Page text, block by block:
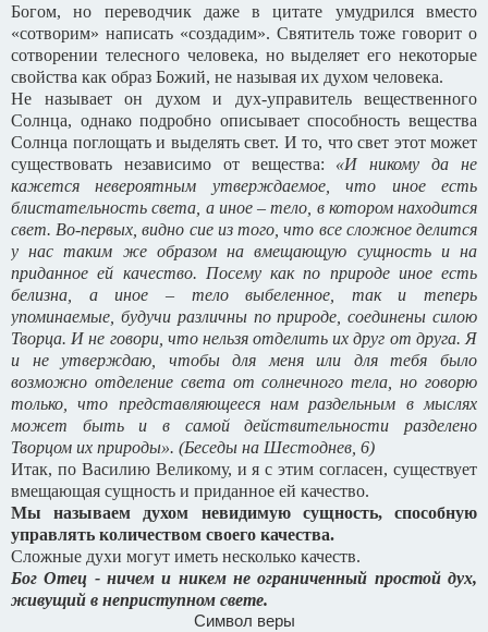
Богом, но переводчик даже в цитате умудрился вместо
«сотворим» написать «создадим». Святитель тоже говорит о
сотворении телесного человека, но выделяет его некоторые
свойства как образ Божий, не называя их духом человека.
Не называет он духом и дух-управитель вещественного
Солнца, однако подробно описывает способность вещества
Солнца поглощать и выделять свет. И то, что свет этот может
существовать независимо от вещества: «И никому да не
кажется невероятным утверждаемое, что иное есть
блистательность света, а иное – тело, в котором находится
свет. Во-первых, видно сие из того, что все сложное делится
у нас таким же образом на вмещающую сущность и на
приданное ей качество. Посему как по природе иное есть
белизна, а иное – тело выбеленное, так и теперь
упоминаемые, будучи различны по природе, соединены силою
Творца. И не говори, что нельзя отделить их друг от друга. Я
и не утверждаю, чтобы для меня или для тебя было
возможно отделение света от солнечного тела, но говорю
только, что представляющееся нам раздельным в мыслях
может быть и в самой действительности разделено
Творцом их природы». (Беседы на Шестоднев, 6)
Итак, по Василию Великому, и я с этим согласен, существует
вмещающая сущность и приданное ей качество.
Мы называем духом невидимую сущность, способную
управлять количеством своего качества.
Сложные духи могут иметь несколько качеств.
Бог Отец - ничем и никем не ограниченный простой дух,
живущий в неприступном свете.
Символ веры